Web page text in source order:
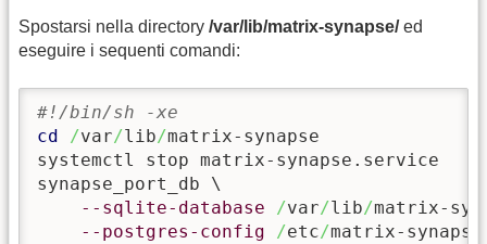
Spostarsi nella directory /var/lib/matrix-synapse/ ed
eseguire i sequenti comandi:
#!/bin/sh -xe
cd
/var/lib/matrix-synapse
systemctl stop matrix-synapse.service
synapse_port_db \
--sqlite-database
/var/lib/matrix-
--postgres-config
/etc/matrix-synapse